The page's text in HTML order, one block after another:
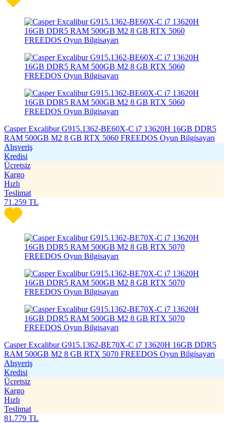
Casper Excalibur G915.1362-BE60X-C i7 13620H 16GB DDR5
RAM 500GB M2 8 GB RTX 5060 FREEDOS Oyun Bilgisayarı
Alışveriş
Kredisi
Ücretsiz
Kargo
Hızlı
Teslimat
71.259 TL
Casper Excalibur G915.1362-BE70X-C i7 13620H 16GB DDR5
RAM 500GB M2 8 GB RTX 5070 FREEDOS Oyun Bilgisayarı
Alışveriş
Kredisi
Ücretsiz
Kargo
Hızlı
Teslimat
81.779 TL